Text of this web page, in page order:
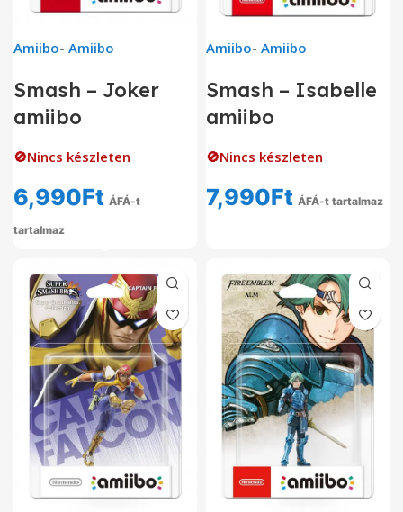
Amiibo- Amiibo
Smash – Joker
amiibo
🚫Nincs készleten
6,990Ft ÁFÁ-t
tartalmaz
Amiibo- Amiibo
Smash – Isabelle
amiibo
🚫Nincs készleten
7,990Ft ÁFÁ-t tartalmaz